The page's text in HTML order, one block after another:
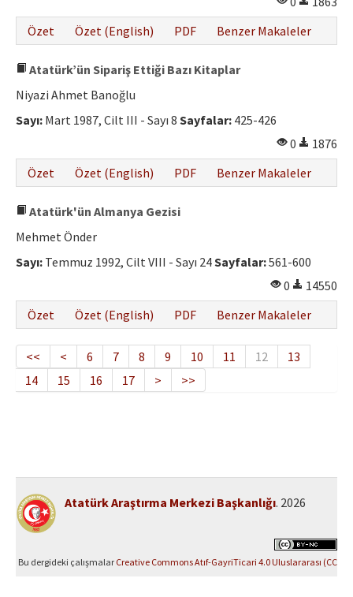
Özet
Özet (English) PDF Benzer Makaleler
Atatürk’ün Sipariş Ettiği Bazı Kitaplar
Niyazi Ahmet Banoğlu
Sayı: Mart 1987, Cilt III - Sayı 8 Sayfalar: 425-426
0
1876
Özet
Özet (English) PDF Benzer Makaleler
Atatürk'ün Almanya Gezisi
Mehmet Önder
Sayı: Temmuz 1992, Cilt VIII - Sayı 24Sayfalar:561-600
0
14550
Özet
Özet (English) PDF Benzer Makaleler
<< < 6 7 8 9 10 11 12
13
14
15 16 17 > >>
Atatürk Araştırma Merkezi Başkanlığı. 2026
Bu dergideki çalışmalar Creative Commons Atıf-GayriTicari 4.0 Uluslararası (CC